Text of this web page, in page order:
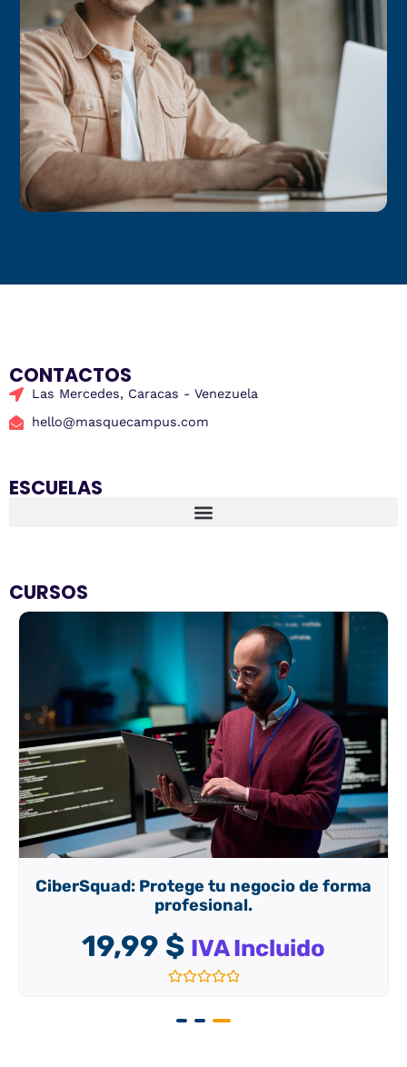
CONTACTOS
Las Mercedes, Caracas - Venezuela
hello@masquecampus.com
ESCUELAS
CURSOS
CiberSquad: Protege tu negocio de forma
profesional.
19,99 $ IVA Incluido